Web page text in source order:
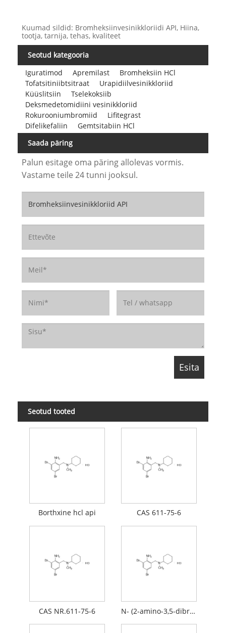
Kuumad sildid: Bromheksiinvesinikkloriidi API, Hiina,
tootja, tarnija, tehas, kvaliteet
Seotud kategooria
Iguratimod
Apremilast
Bromheksiin HCl
Tofatsitiniibtsitraat
Urapidiilvesinikkloriid
Küüslitsiin
Tselekoksiib
Deksmedetomidiini vesinikkloriid
Rokurooniumbromiid
Lifitegrast
Difelikefaliin
Gemtsitabiin HCl
Saada päring
Palun esitage oma päring allolevas vormis.
Vastame teile 24 tunni jooksul.
Seotud tooted
Borthxine hcl api CAS 611-75-6
CAS NR.611-75-6 N- (2-amino-3,5-dibromobensüül) -N-metüültsükloheksüülamiinvesinikkloriid